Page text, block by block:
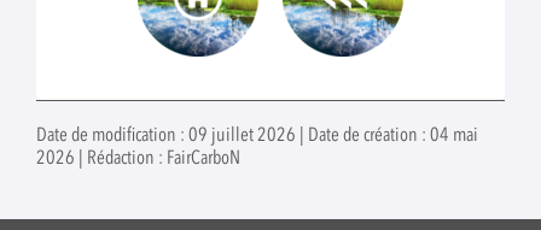
Date de modification : 09 juillet 2026 | Date de création : 04 mai
2026 | Rédaction : FairCarboN